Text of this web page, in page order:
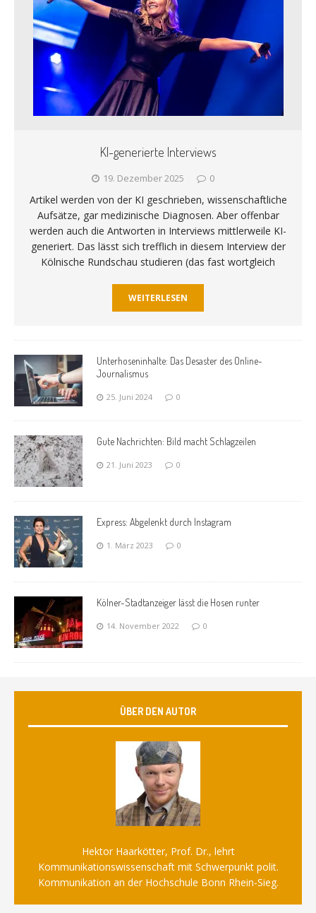
KI-generierte Interviews
19. Dezember 2025 0
Artikel werden von der KI geschrieben, wissenschaftliche
Aufsätze, gar medizinische Diagnosen. Aber offenbar
werden auch die Antworten in Interviews mittlerweile KI-
generiert. Das lässt sich trefflich in diesem Interview der
Kölnische Rundschau studieren (das fast wortgleich
WEITERLESEN
Unterhoseninhalte: Das Desaster des Online-
Journalismus
25. Juni 2024 0
Gute Nachrichten: Bild macht Schlagzeilen
21. Juni 2023 0
Express: Abgelenkt durch Instagram
1. März 2023 0
Kölner-Stadtanzeiger lässt die Hosen runter
14. November 2022 0
ÜBER DEN AUTOR
Hektor Haarkötter, Prof. Dr., lehrt
Kommunikationswissenschaft mit Schwerpunkt polit.
Kommunikation an der Hochschule Bonn Rhein-Sieg.